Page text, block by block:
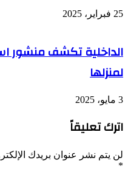
25 فبراير، 2025
الداخلية تكشف منشور
لمنزلها
3 مايو، 2025
اترك تعليقاً
لن يتم نشر عنوان بريدك
*